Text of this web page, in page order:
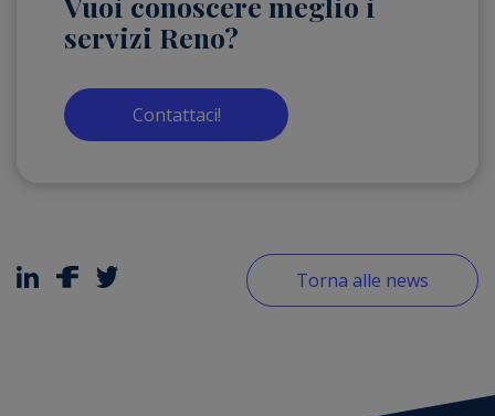
servizi Reno?
Contattaci!
Torna alle news